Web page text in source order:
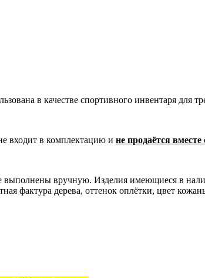
в качестве спортивного инвентаря для
входит в комплектацию и не продаётся вместе
выполнены вручную. Изделия имеющиеся в
фактура дерева, оттенок оплётки, цвет